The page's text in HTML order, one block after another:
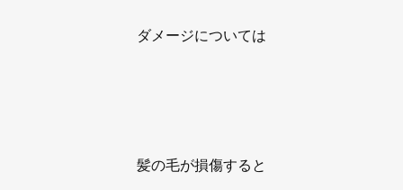
ダメージについては
髪の毛が損傷すると